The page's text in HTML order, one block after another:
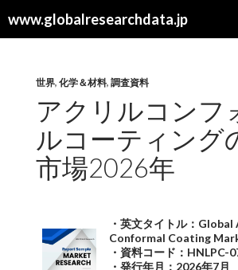
www.globalresearchdata.jp
索
世界, 化学＆材料, 調査資料
アクリルコンフ
ルコーティング
市場2026年
・英文タイトル：
Conformal Coating
・資料コード：HNLPC-
・発行年月：2026年7月